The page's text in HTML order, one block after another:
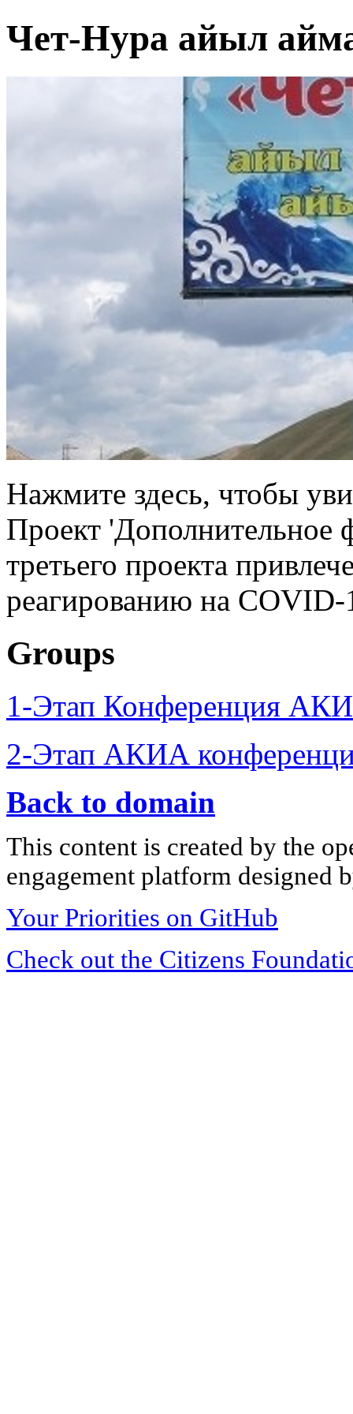
Чет-Нура айыл
Нажмите здесь, чтобы
Проект 'Дополнительное
третьего проекта
реагированию на COVID-
Groups
1-Этап Конференция
2-Этап АКИА
Back to domain
This content is created by the
engagement platform designed
Your Priorities on GitHub
Check out the Citizens